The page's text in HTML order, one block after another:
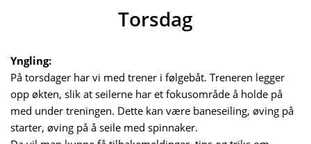
Torsdag
Yngling:
På torsdager har vi med trener i følgebåt. Treneren legger
opp økten, slik at seilerne har et fokusområde å holde på
med under treningen. Dette kan være baneseiling, øving på
starter, øving på å seile med spinnaker.